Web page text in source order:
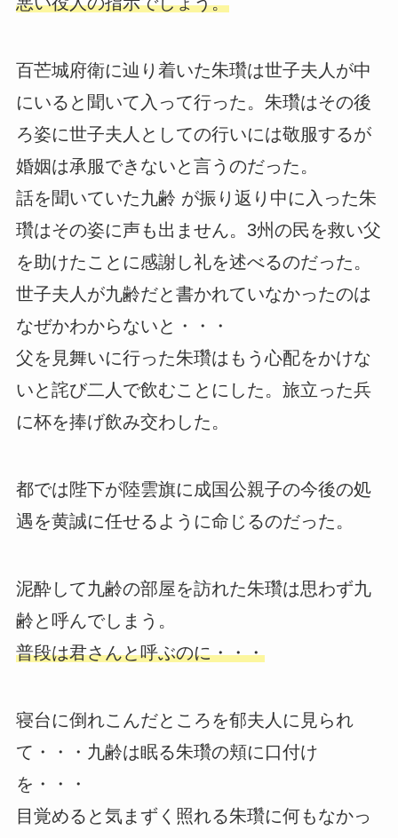
百芒城府衛に辿り着いた朱瓚は世子夫人が中
にいると聞いて入って行った。朱瓚はその後
ろ姿に世子夫人としての行いには敬服するが
婚姻は承服できないと言うのだった。
話を聞いていた九齢 が振り返り中に入った朱
瓚はその姿に声も出ません。3州の民を救い父
を助けたことに感謝し礼を述べるのだった。
世子夫人が九齢だと書かれていなかったのは
なぜかわからないと・・・
父を見舞いに行った朱瓚はもう心配をかけな
いと詫び二人で飲むことにした。旅立った兵
に杯を捧げ飲み交わした。
都では陛下が陸雲旗に成国公親子の今後の処
遇を黄誠に任せるように命じるのだった。
泥酔して九齢の部屋を訪れた朱瓚は思わず九
齢と呼んでしまう。
普段は君さんと呼ぶのに・・・
寝台に倒れこんだところを郁夫人に見られ
て・・・九齢は眠る朱瓚の頬に口付け
を・・・
目覚めると気まずく照れる朱瓚に何もなかっ